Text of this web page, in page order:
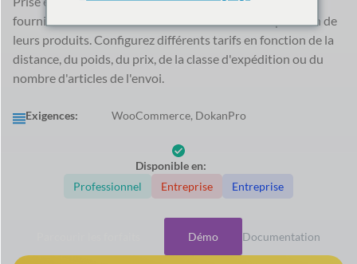
fournisseurs la flexibilité de définir les tarifs d'expédition de
leurs produits. Configurez différents tarifs en fonction de la
distance, du poids, du prix, de la classe d'expédition ou du
nombre d'articles de l'envoi.
Exigences: WooCommerce, DokanPro
Disponible en:
Professionnel
Entreprise Entreprise
Démo Documentation